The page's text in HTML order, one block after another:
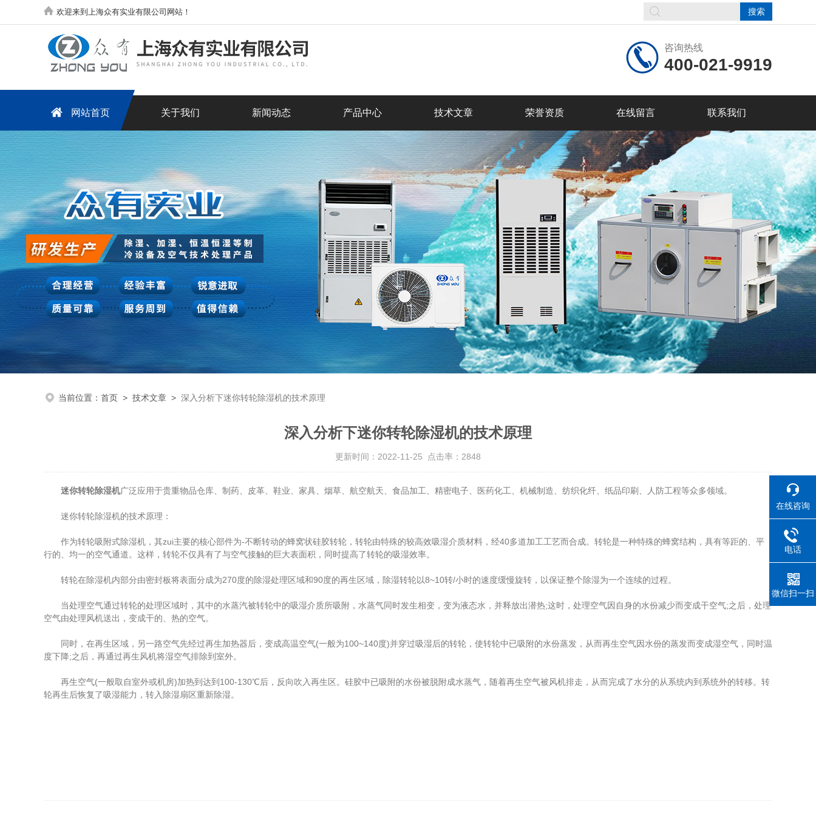
欢迎来到上海众有实业有限公司网站！
咨询热线
400-021-9919
网站首页 关于我们 新闻动态 产品中心 技术文章 荣誉资质 在线留言 联系我们
当前位置： 首页 > 技术文章 > 深入分析下迷你转轮除湿机的技术原理
深入分析下迷你转轮除湿机的技术原理
更新时间：2022-11-25 点击率：2848
迷你转轮除湿机广泛应用于贵重物品仓库、制药、皮革、鞋业、家具、烟草、航空航天、食品加工、精密电子、医药化工、机械制造、纺织化纤、纸品印刷、人防工程等众多领域。
迷你转轮除湿机的技术原理：
作为转轮吸附式除湿机，其zui主要的核心部件为-不断转动的蜂窝状硅胶转轮，转轮由特殊的较高效吸湿介质材料，经40多道加工工艺而合成。转轮是一种特殊的蜂窝结构，具有等距的、平
行的、均一的空气通道。这样，转轮不仅具有了与空气接触的巨大表面积，同时提高了转轮的吸湿效率。
转轮在除湿机内部分由密封板将表面分成为270度的除湿处理区域和90度的再生区域，除湿转轮以8~10转/小时的速度缓慢旋转，以保证整个除湿为一个连续的过程。
当处理空气通过转轮的处理区域时，其中的水蒸汽被转轮中的吸湿介质所吸附，水蒸气同时发生相变，变为液态水，并释放出潜热;这时，处理空气因自身的水份减少而变成干空气;之后，处理
空气由处理风机送出，变成干的、热的空气。
同时，在再生区域，另一路空气先经过再生加热器后，变成高温空气(一般为100~140度)并穿过吸湿后的转轮，使转轮中已吸附的水份蒸发，从而再生空气因水份的蒸发而变成湿空气，同时温
度下降;之后，再通过再生风机将湿空气排除到室外。
再生空气(一般取自室外或机房)加热到达到100-130℃后，反向吹入再生区。硅胶中已吸附的水份被脱附成水蒸气，随着再生空气被风机排走，从而完成了水分的从系统内到系统外的转移。转
轮再生后恢复了吸湿能力，转入除湿扇区重新除湿。
在线咨询
电话
微信扫一扫